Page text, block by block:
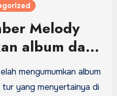
Melody
album dan
untuk
tonton
yang menyertainya di